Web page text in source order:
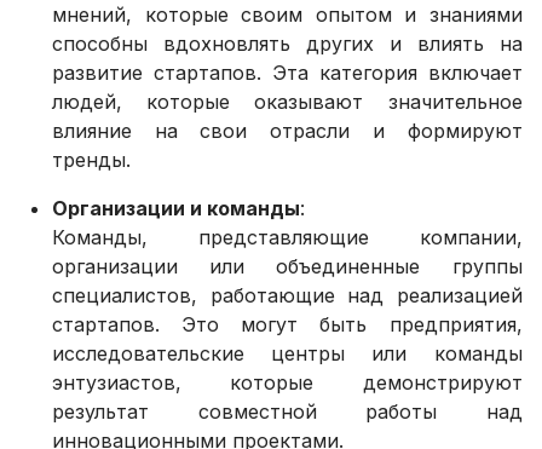
мнений, которые своим опытом и знаниями
способны вдохновлять других и влиять на
развитие стартапов. Эта категория включает
людей, которые оказывают значительное
влияние на свои отрасли и формируют
тренды.
Организации и команды:
Команды, представляющие компании,
организации или объединенные группы
специалистов, работающие над реализацией
стартапов. Это могут быть предприятия,
исследовательские центры или команды
энтузиастов, которые демонстрируют
результат совместной работы над
инновационными проектами.